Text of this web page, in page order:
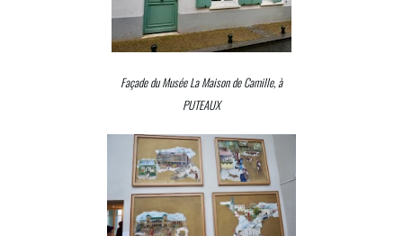
Façade du Musée La Maison de Camille, à
PUTEAUX